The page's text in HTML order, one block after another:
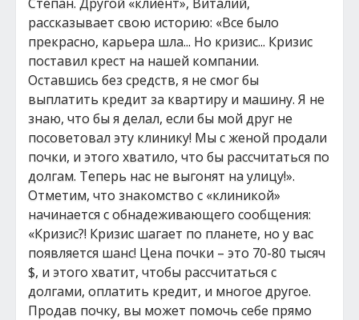
рассказывает свою историю: «Все было
прекрасно, карьера шла... Но кризис... Кризис
поставил крест на нашей компании.
Оставшись без средств, я не смог бы
выплатить кредит за квартиру и машину. Я не
знаю, что бы я делал, если бы мой друг не
посоветовал эту клинику! Мы с женой продали
почки, и этого хватило, что бы рассчитаться по
долгам. Теперь нас не выгонят на улицу!».
Отметим, что знакомство с «клиникой»
начинается с обнадеживающего сообщения:
«Кризис?! Кризис шагает по планете, но у вас
появляется шанс! Цена почки – это 70-80 тысяч
$, и этого хватит, чтобы рассчитаться с
долгами, оплатить кредит, и многое другое.
Продав почку, вы может помочь себе прямо